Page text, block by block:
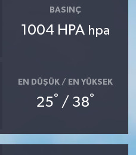
BASINÇ
1004 HPA hpa
EN DÜŞÜK / EN YÜKSEK
25° / 38°